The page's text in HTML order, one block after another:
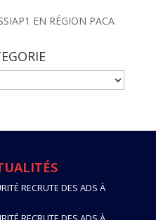
EN RÉGION PACA
RECRUTE DES ADS À